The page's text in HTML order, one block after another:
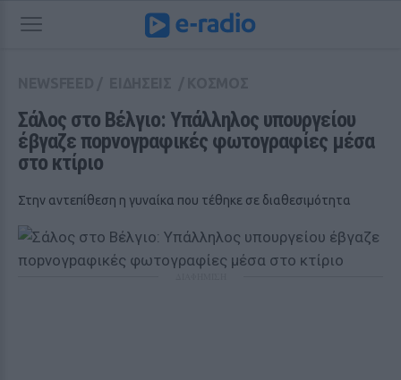
Σάλος στο Βέλγιο: Υπάλληλος υπουργείου
έβγαζε ποpνογpαφικές φωτογραφίες μέσα
στο κτίριο
Στην αντεπίθεση η γυναίκα που τέθηκε σε διαθεσιμότητα